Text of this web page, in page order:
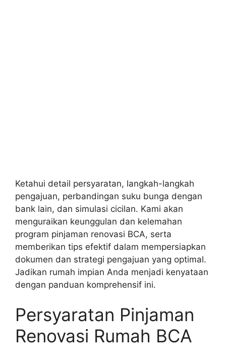
Ketahui detail persyaratan, langkah-langkah
pengajuan, perbandingan suku bunga dengan
bank lain, dan simulasi cicilan. Kami akan
menguraikan keunggulan dan kelemahan
program pinjaman renovasi BCA, serta
memberikan tips efektif dalam mempersiapkan
dokumen dan strategi pengajuan yang optimal.
Jadikan rumah impian Anda menjadi kenyataan
dengan panduan komprehensif ini.
Persyaratan Pinjaman
Renovasi Rumah BCA